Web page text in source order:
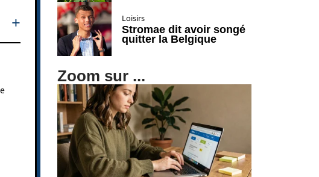
Loisirs
Stromae dit avoir songé
quitter la Belgique
Zoom sur ...